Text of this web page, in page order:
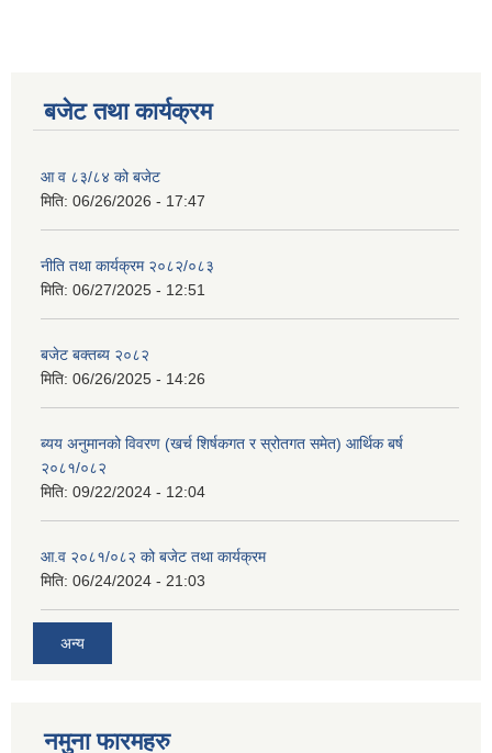
बजेट तथा कार्यक्रम
आ व ८३/८४ को बजेट
मिति: 06/26/2026 - 17:47
नीति तथा कार्यक्रम २०८२/०८३
मिति: 06/27/2025 - 12:51
बजेट बक्तब्य २०८२
मिति: 06/26/2025 - 14:26
ब्यय अनुमानको विवरण (खर्च शिर्षकगत र स्रोतगत समेत) आर्थिक बर्ष
२०८१/०८२
मिति: 09/22/2024 - 12:04
आ.व २०८१/०८२ को बजेट तथा कार्यक्रम
मिति: 06/24/2024 - 21:03
अन्य
नमुना फारमहरु